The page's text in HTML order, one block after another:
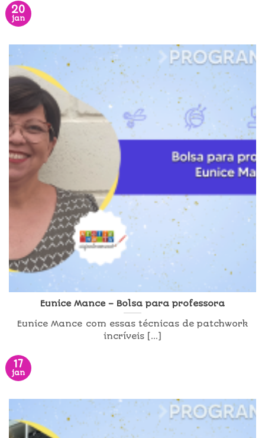
20
jan
Eunice Mance – Bolsa para professora
Eunice Mance com essas técnicas de patchwork
incríveis [...]
17
jan